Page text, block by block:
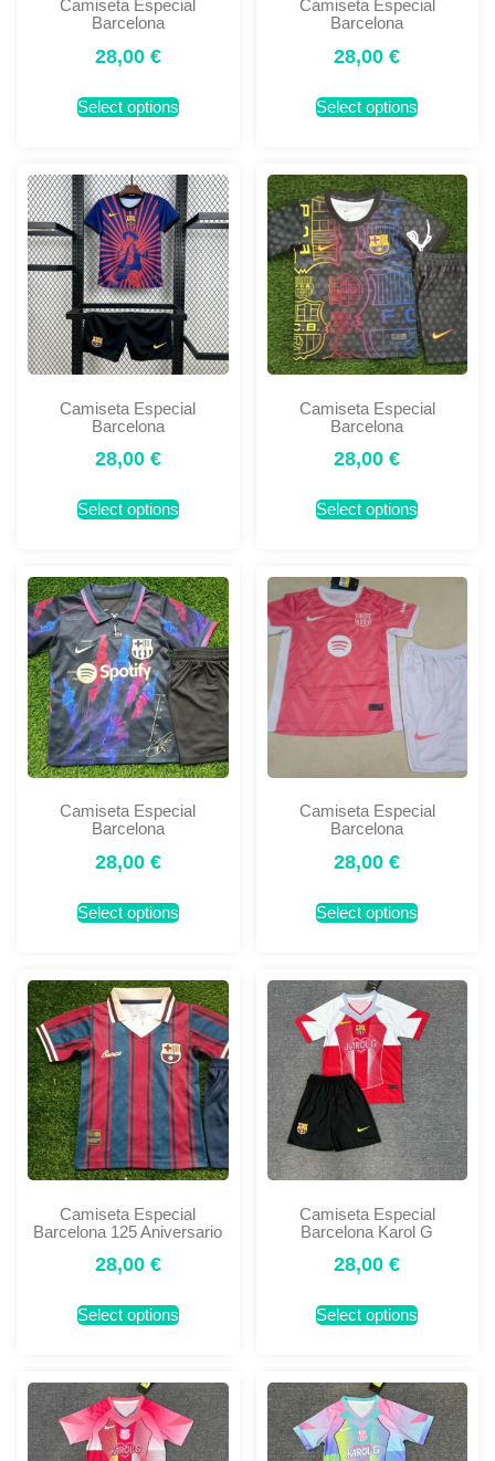
Camiseta Especial
Barcelona
28,00 €
Select options
Camiseta Especial
Barcelona
28,00€
Select options
Camiseta Especial
Barcelona
28,00 €
Select options
Camiseta Especial
Barcelona
28,00€
Select options
Camiseta Especial
Barcelona
28,00 €
Select options
Camiseta Especial
Barcelona
28,00€
Select options
Camiseta Especial
Barcelona 125 Aniversario
28,00 €
Select options
Camiseta Especial
Barcelona Karol G
28,00€
Select options